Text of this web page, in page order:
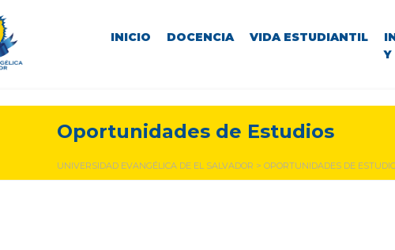
INICIO DOCENCIA VIDA ESTUDIANTIL
Y
Oportunidades de Estudios
UNIVERSIDAD EVANGÉLICA DE EL SALVADOR > OPORTUNIDADES DE